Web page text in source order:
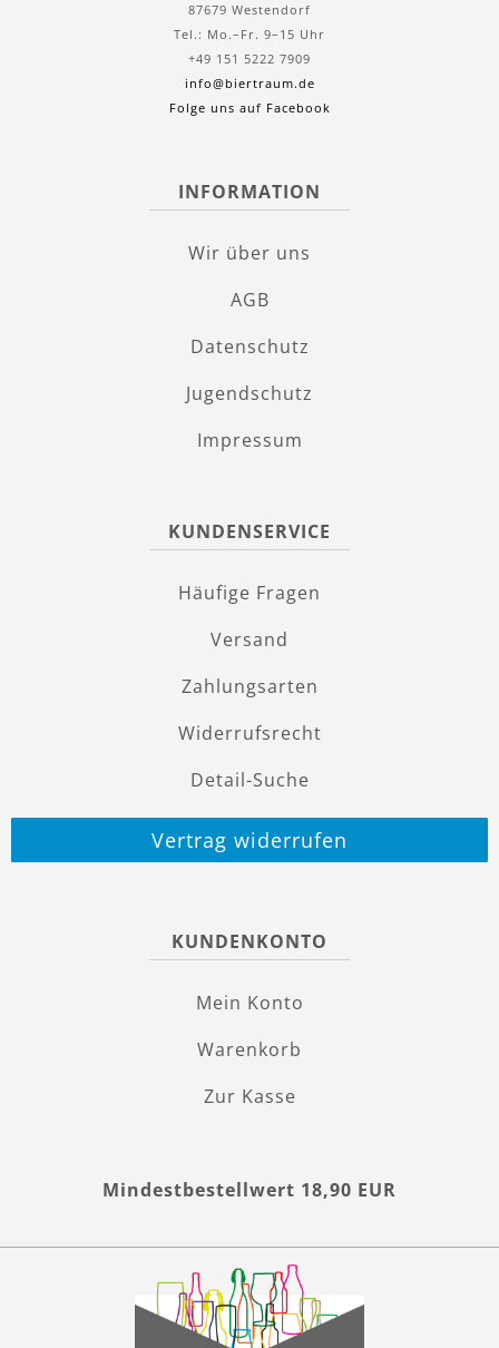
87679 Westendorf
Tel.: Mo.–Fr. 9–15 Uhr
+49 151 5222 7909
info@biertraum.de
Folge uns auf Facebook
INFORMATION
Wir über uns
AGB
Datenschutz
Jugendschutz
Impressum
KUNDENSERVICE
Häufige Fragen
Versand
Zahlungsarten
Widerrufsrecht
Detail-Suche
Vertrag widerrufen
KUNDENKONTO
Mein Konto
Warenkorb
Zur Kasse
Mindestbestellwert 18,90 EUR